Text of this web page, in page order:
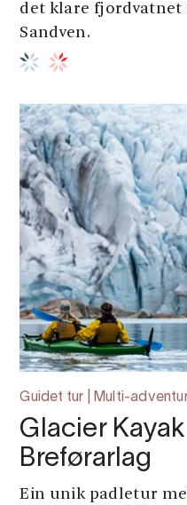
det klare
Sandven.
Guidet tur | Multi-
Glacier
Breførarlag
Ein unik padletur